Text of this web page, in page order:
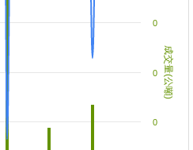
成交量(公噸)
0
0
0